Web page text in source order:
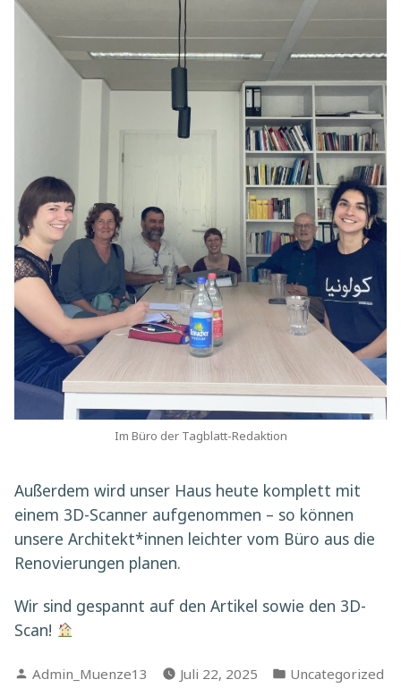
Im Büro der Tagblatt-Redaktion
Außerdem wird unser Haus heute komplett mit
einem 3D-Scanner aufgenommen – so können
unsere Architekt*innen leichter vom Büro aus die
Renovierungen planen.
Wir sind gespannt auf den Artikel sowie den 3D-
Scan!
Verfasst
Admin_Muenze13 Juli 22, 2025
Veröffentlicht
Uncategorized